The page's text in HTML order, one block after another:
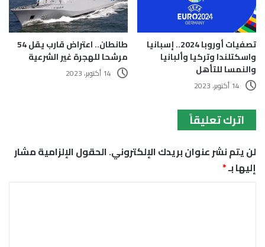
تصفيات أوروبا 2024.. إسبانيا
واسكتلندا وتركيا وألبانيا
والنمسا للتأهل
14 أكتوبر، 2023
طانطان.. اعتراض قارب يقل 54
مرشحا للهجرة غير الشرعية
14 أكتوبر، 2023
اترك تعليقاً
لن يتم نشر عنوان بريدك الإلكتروني.الحقول الإلزامية مشار
إليها بـ*